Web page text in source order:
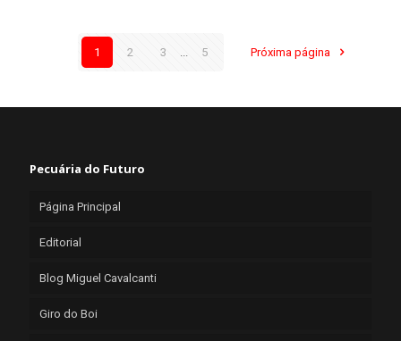
1 2 3 5 Próxima página
Pecuária do Futuro
Página Principal
Editorial
Blog Miguel Cavalcanti
Giro do Boi